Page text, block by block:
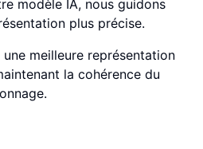
modèle IA, nous guidons
plus précise.
meilleure représentation
la cohérence du